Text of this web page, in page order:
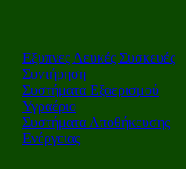
Εξυπνες Λευκές Συσκευές
Συντήρηση
Συστήματα Εξαερισμού
Υγραέριο
Συστήματα Αποθήκευσης
Ενέργειας